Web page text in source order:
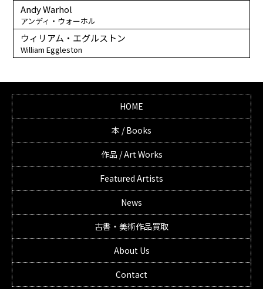
Andy Warhol
アンディ・ウォーホル
ウィリアム・エグルストン
William Eggleston
HOME
本 / Books
作品 / Art Works
Featured Artists
News
古書・美術作品買取
About Us
Contact